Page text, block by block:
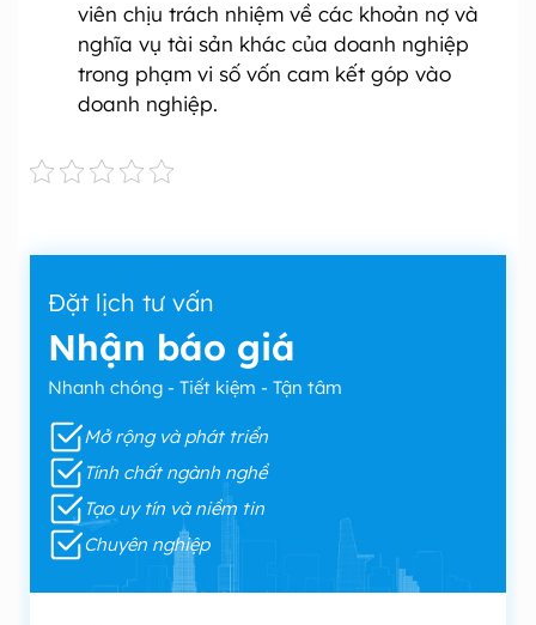
viên chịu trách nhiệm về các khoản nợ và
nghĩa vụ tài sản khác của doanh nghiệp
trong phạm vi số vốn cam kết góp vào
doanh nghiệp.
Đặt lịch tư vấn
Nhận báo giá
Nhanh chóng - Tiết kiệm - Tận tâm
Mở rộng và phát triển
Tính chất ngành nghề
Tạo uy tín và niềm tin
Chuyên nghiệp